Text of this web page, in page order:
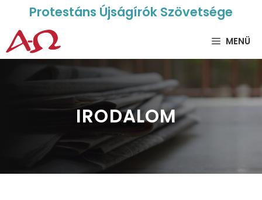
Protestáns Újságírók Szövetsége
MENÜ
IRODALOM